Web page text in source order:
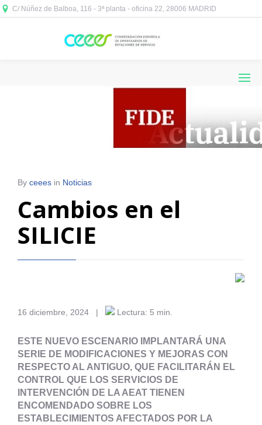
C/ Núñez de Balboa, 116 - 3ª planta - oficina 22, 28006 MADRID
By ceees in Noticias
Cambios en el
SILICIE
16 diciembre, 2024 | Lectura: 5 min.
ESTE NUEVO ESCENARIO IMPLANTARÁ UNA
SERIE DE MODIFICACIONES Y MEJORAS CON
RESPECTO AL ANTIGUO, QUE FACILITARÁN EL
CONTROL QUE LOS SERVICIOS DE
INTERVENCIÓN DE LA AEAT TIENEN
ENCOMENDADO SOBRE LOS
ESTABLECIMIENTOS AFECTADOS POR LA